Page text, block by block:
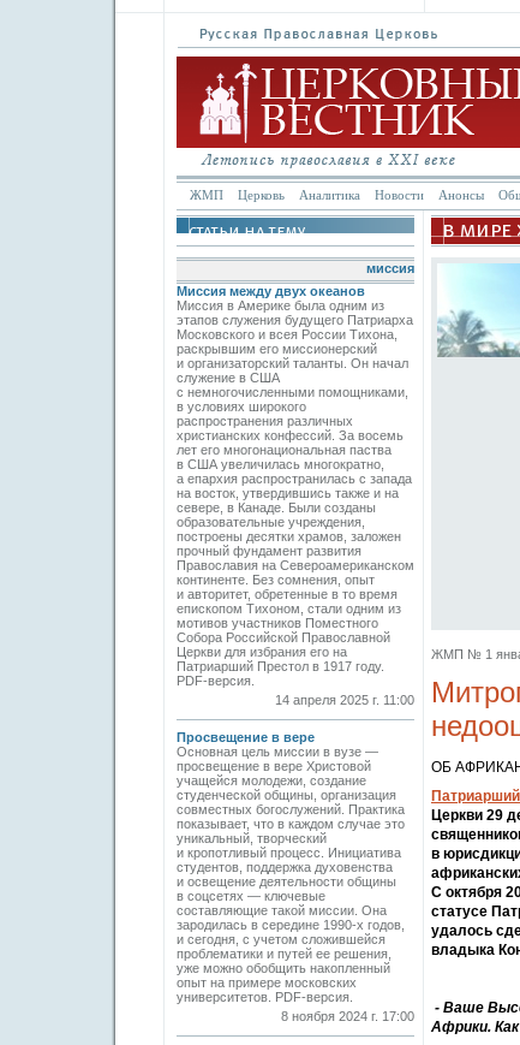
ЖМП Церковь Аналитика Новости Анонсы
миссия
Миссия между двух океанов
Миссия в Америке была одним из
этапов служения будущего Патриарха
Московского и всея России Тихона,
раскрывшим его миссионерский
и организаторский таланты. Он начал
служение в США
с немногочисленными помощниками,
в условиях широкого
распространения различных
христианских конфессий. За восемь
лет его многонациональная паства
в США увеличилась многократно,
а епархия распространилась с запада
на восток, утвердившись также и на
севере, в Канаде. Были созданы
образовательные учреждения,
построены десятки храмов, заложен
прочный фундамент развития
Православия на Североамериканском
континенте. Без сомнения, опыт
и авторитет, обретенные в то время
епископом Тихоном, стали одним из
мотивов участников Поместного
Собора Российской Православной
Церкви для избрания его на
Патриарший Престол в 1917 году.
PDF-версия.
14 апреля 2025 г. 11:00
Просвещение в вере
Основная цель миссии в вузе —
просвещение в вере Христовой
учащейся молодежи, создание
студенческой общины, организация
совместных богослужений. Практика
показывает, что в каждом случае это
уникальный, творческий
и кропотливый процесс. Инициатива
студентов, поддержка духовенства
и освещение деятельности общины
в соцсетях — ключевые
составляющие такой миссии. Она
зародилась в середине 1990-х годов,
и сегодня, с учетом сложившейся
проблематики и путей ее решения,
уже можно обобщить накопленный
опыт на примере московских
университетов. PDF-версия.
8 ноября 2024 г. 17:00
ЖМП № 1
ОБ
Церкви 29
в
С октября
статусе
удалось
владыка
- Ваше
Африки.